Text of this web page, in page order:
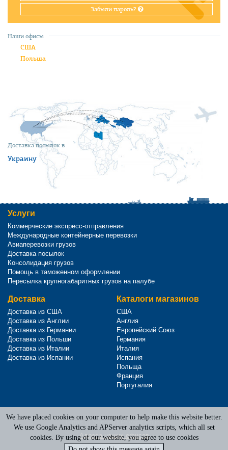
Забыли пароль?
Доставка посылок в
Украину
Наши офисы
США
Польша
Услуги
Коммерческие экспресс-отправления
Международные контейнерные перевозки
Авиаперевозки грузов
Доставка посылок
Консолидация грузов
Помощь в таможенном оформлении
Пересылка крупногабаритных грузов на палубе
Доставка
Доставка из США
Доставка из Англии
Доставка из Германии
Доставка из Польши
Доставка из Италии
Доставка из Испании
Каталоги магазинов
США
Англия
Европейский Союз
Германия
Италия
Испания
Польща
Франция
Португалия
Terms of Service
Privacy Policy
Адреса наших офисов
We have placed cookies on your computer to help make this website better.
We use Google Analytics and APServer analytics scripts, which all set
cookies. By using of our website, you agree to use cookies